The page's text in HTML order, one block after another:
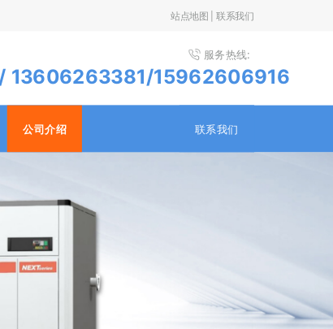
站点地图 联系我们
服务热线:
13606263381/15962606916
公司介绍 联系我们